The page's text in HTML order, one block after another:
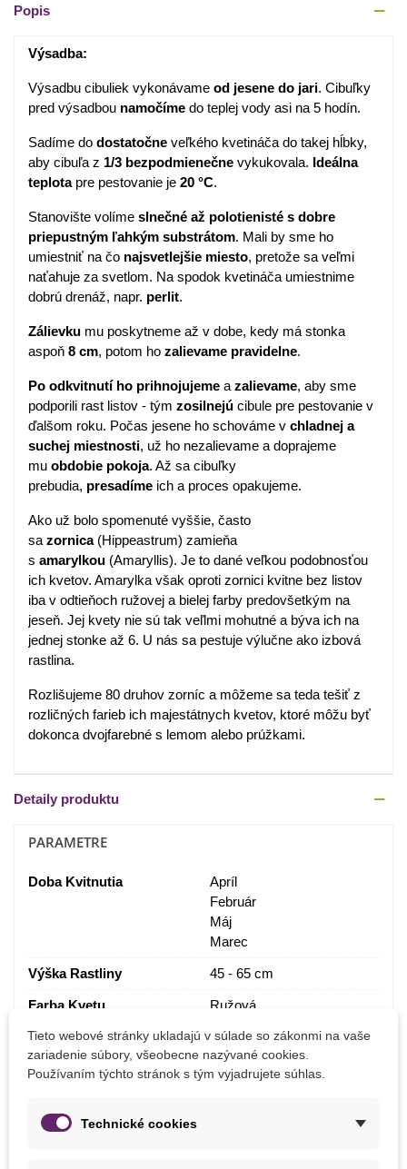
Popis
Výsadba:
Výsadbu cibuliek vykonávame od jesene do jari. Cibuľky
pred výsadbou namočíme do teplej vody asi na 5 hodín.
Sadíme do dostatočne veľkého kvetináča do takej hĺbky,
aby cibuľa z 1/3 bezpodmienečne vykukovala. Ideálna
teplotapre pestovanie je 20 °C.
Stanovište volíme slnečné až polotienisté s dobre
priepustným ľahkým substrátom. Mali by sme ho
umiestniť na čo najsvetlejšie miesto, pretože sa veľmi
naťahuje za svetlom. Na spodok kvetináča umiestnime
dobrú drenáž, napr. perlit.
Zálievku mu poskytneme až v dobe, kedy má stonka
aspoň 8 cm, potom ho zalievame pravidelne.
Po odkvitnutí ho prihnojujeme a zalievame, aby sme
podporili rast listov - tým zosilnejú cibule pre pestovanie v
ďalšom roku. Počas jesene ho schováme v chladnej a
suchej miestnosti, už ho nezalievame a doprajeme
mu obdobie pokoja. Až sa cibuľky
prebudia, presadíme ich a proces opakujeme.
Ako už bolo spomenuté vyššie, často
sa zornica(Hippeastrum) zamieňa
s amarylkou (Amaryllis). Je to dané veľkou podobnosťou
ich kvetov. Amarylka však oproti zornici kvitne bez listov
iba v odtieňoch ružovej a bielej farby predovšetkým na
jeseň. Jej kvety nie sú tak veľlmi mohutné a býva ich na
jednej stonke až 6. U nás sa pestuje výlučne ako izbová
rastlina.
Rozlišujeme 80 druhov zorníc a môžeme sa teda tešiť z
rozličných farieb ich majestátnych kvetov, ktoré môžu byť
dokonca dvojfarebné s lemom alebo prúžkami.
Detaily produktu
PARAMETRE
Doba Kvitnutia
Apríl
Február
Máj
Marec
Výška Rastliny 45 - 65 cm
Farba Kvetu Ružová
Výsadba
Apríl
December
Február
Tieto webové stránky ukladajú v súlade so zákonmi na vaše
zariadenie súbory, všeobecne nazývané cookies.
Používaním týchto stránok s tým vyjadrujete súhlas.
Technické cookies